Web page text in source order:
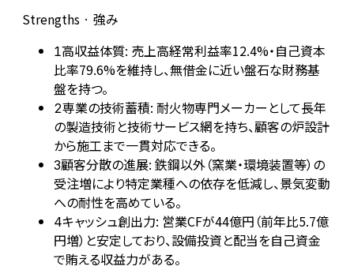
Strengths · 強み
1高収益体質: 売上高経常利益率12.4%・自己資本
比率79.6%を維持し、無借金に近い盤石な財務基
盤を持つ。
2専業の技術蓄積: 耐火物専門メーカーとして長年
の製造技術と技術サービス網を持ち、顧客の炉設計
から施工まで一貫対応できる。
3顧客分散の進展: 鉄鋼以外（窯業・環境装置等）の
受注増により特定業種への依存を低減し、景気変動
への耐性を高めている。
4キャッシュ創出力: 営業CFが44億円（前年比5.7億
円増）と安定しており、設備投資と配当を自己資金
で賄える収益力がある。